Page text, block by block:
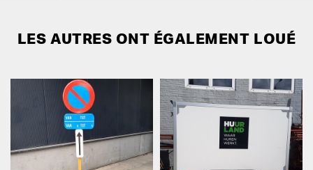
LES AUTRES ONT ÉGALEMENT LOUÉ